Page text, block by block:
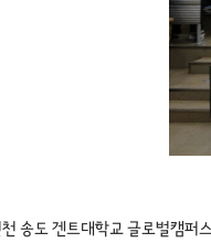
송도 겐트대학교 글로벌캠